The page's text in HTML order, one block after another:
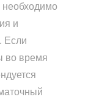
необходимо
и
Если
во время